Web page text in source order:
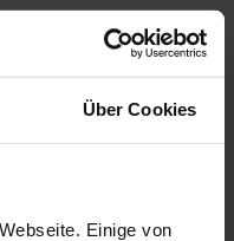
Über Cookies
Einige von
Gesundheits-